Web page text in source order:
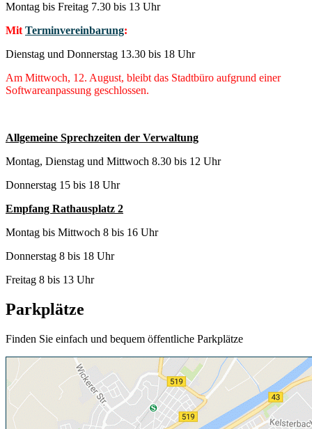
Montag bis Freitag 7.30 bis 13 Uhr
Mit Terminvereinbarung:
Dienstag und Donnerstag 13.30 bis 18 Uhr
Am Mittwoch, 12. August, bleibt das Stadtbüro aufgrund einer
Softwareanpassung geschlossen.
Allgemeine Sprechzeiten der Verwaltung
Montag, Dienstag und Mittwoch 8.30 bis 12 Uhr
Donnerstag 15 bis 18 Uhr
Empfang Rathausplatz 2
Montag bis Mittwoch 8 bis 16 Uhr
Donnerstag 8 bis 18 Uhr
Freitag 8 bis 13 Uhr
Parkplätze
Finden Sie einfach und bequem öffentliche Parkplätze